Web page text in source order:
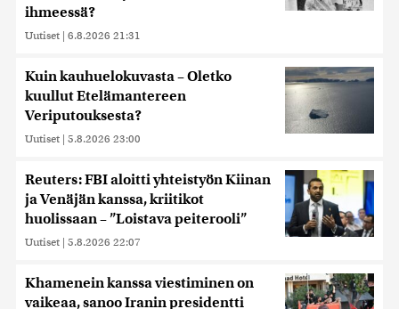
ihmeessä?
Uutiset | 6.8.2026 21:31
Kuin kauhuelokuvasta – Oletko
kuullut Etelämantereen
Veriputouksesta?
Uutiset | 5.8.2026 23:00
Reuters: FBI aloitti yhteistyön Kiinan
ja Venäjän kanssa, kriitikot
huolissaan – ”Loistava peiterooli”
Uutiset | 5.8.2026 22:07
Khamenein kanssa viestiminen on
vaikeaa, sanoo Iranin presidentti